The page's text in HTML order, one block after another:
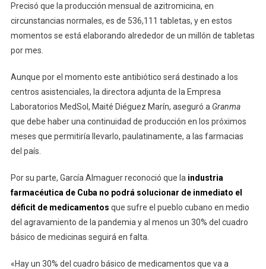
Precisó que la producción mensual de azitromicina, en
circunstancias normales, es de 536,111 tabletas, y en estos
momentos se está elaborando alrededor de un millón de tabletas
por mes.
Aunque por el momento este antibiótico será destinado a los
centros asistenciales, la directora adjunta de la Empresa
Laboratorios MedSol, Maité Diéguez Marín, aseguró a Granma
que debe haber una continuidad de producción en los próximos
meses que permitiría llevarlo, paulatinamente, a las farmacias
del país.
Por su parte, García Almaguer reconoció que la industria
farmacéutica de Cuba no podrá solucionar de inmediato el
déficit de medicamentos que sufre el pueblo cubano en medio
del agravamiento de la pandemia y al menos un 30% del cuadro
básico de medicinas seguirá en falta.
«Hay un 30% del cuadro básico de medicamentos que va a